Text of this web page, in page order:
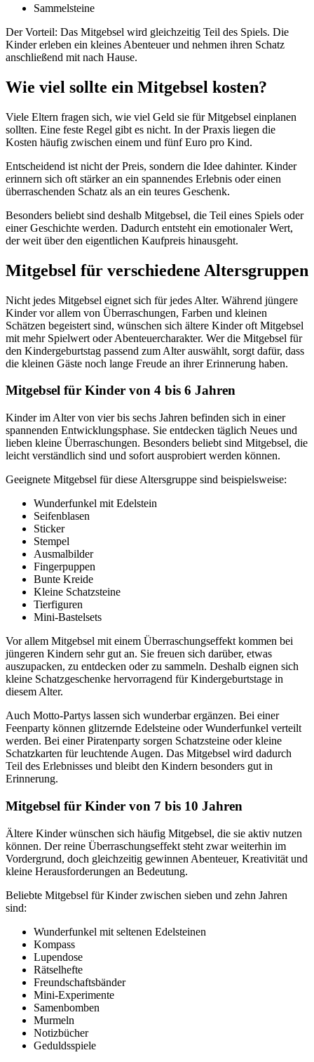
Sammelsteine
Der Vorteil: Das Mitgebsel wird gleichzeitig Teil des Spiels. Die
Kinder erleben ein kleines Abenteuer und nehmen ihren Schatz
anschließend mit nach Hause.
Wie viel sollte ein Mitgebsel kosten?
Viele Eltern fragen sich, wie viel Geld sie für Mitgebsel einplanen
sollten. Eine feste Regel gibt es nicht. In der Praxis liegen die
Kosten häufig zwischen einem und fünf Euro pro Kind.
Entscheidend ist nicht der Preis, sondern die Idee dahinter. Kinder
erinnern sich oft stärker an ein spannendes Erlebnis oder einen
überraschenden Schatz als an ein teures Geschenk.
Besonders beliebt sind deshalb Mitgebsel, die Teil eines Spiels oder
einer Geschichte werden. Dadurch entsteht ein emotionaler Wert,
der weit über den eigentlichen Kaufpreis hinausgeht.
Mitgebsel für verschiedene Altersgruppen
Nicht jedes Mitgebsel eignet sich für jedes Alter. Während jüngere
Kinder vor allem von Überraschungen, Farben und kleinen
Schätzen begeistert sind, wünschen sich ältere Kinder oft Mitgebsel
mit mehr Spielwert oder Abenteuercharakter. Wer die Mitgebsel für
den Kindergeburtstag passend zum Alter auswählt, sorgt dafür, dass
die kleinen Gäste noch lange Freude an ihrer Erinnerung haben.
Mitgebsel für Kinder von 4 bis 6 Jahren
Kinder im Alter von vier bis sechs Jahren befinden sich in einer
spannenden Entwicklungsphase. Sie entdecken täglich Neues und
lieben kleine Überraschungen. Besonders beliebt sind Mitgebsel, die
leicht verständlich sind und sofort ausprobiert werden können.
Geeignete Mitgebsel für diese Altersgruppe sind beispielsweise:
Wunderfunkel mit Edelstein
Seifenblasen
Sticker
Stempel
Ausmalbilder
Fingerpuppen
Bunte Kreide
Kleine Schatzsteine
Tierfiguren
Mini-Bastelsets
Vor allem Mitgebsel mit einem Überraschungseffekt kommen bei
jüngeren Kindern sehr gut an. Sie freuen sich darüber, etwas
auszupacken, zu entdecken oder zu sammeln. Deshalb eignen sich
kleine Schatzgeschenke hervorragend für Kindergeburtstage in
diesem Alter.
Auch Motto-Partys lassen sich wunderbar ergänzen. Bei einer
Feenparty können glitzernde Edelsteine oder Wunderfunkel verteilt
werden. Bei einer Piratenparty sorgen Schatzsteine oder kleine
Schatzkarten für leuchtende Augen. Das Mitgebsel wird dadurch
Teil des Erlebnisses und bleibt den Kindern besonders gut in
Erinnerung.
Mitgebsel für Kinder von 7 bis 10 Jahren
Ältere Kinder wünschen sich häufig Mitgebsel, die sie aktiv nutzen
können. Der reine Überraschungseffekt steht zwar weiterhin im
Vordergrund, doch gleichzeitig gewinnen Abenteuer, Kreativität und
kleine Herausforderungen an Bedeutung.
Beliebte Mitgebsel für Kinder zwischen sieben und zehn Jahren
sind:
Wunderfunkel mit seltenen Edelsteinen
Kompass
Lupendose
Rätselhefte
Freundschaftsbänder
Mini-Experimente
Samenbomben
Murmeln
Notizbücher
Geduldsspiele